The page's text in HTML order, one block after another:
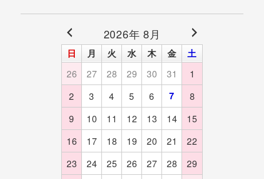
2026年 8月
日 月 火 水 木 金 土
26 27 28 29 30 31
1
2
3 4 5 6 7
8
9
10 11 12 13 14
15
16
17 18 19 20 21
22
23
24 25 26 27 28
29